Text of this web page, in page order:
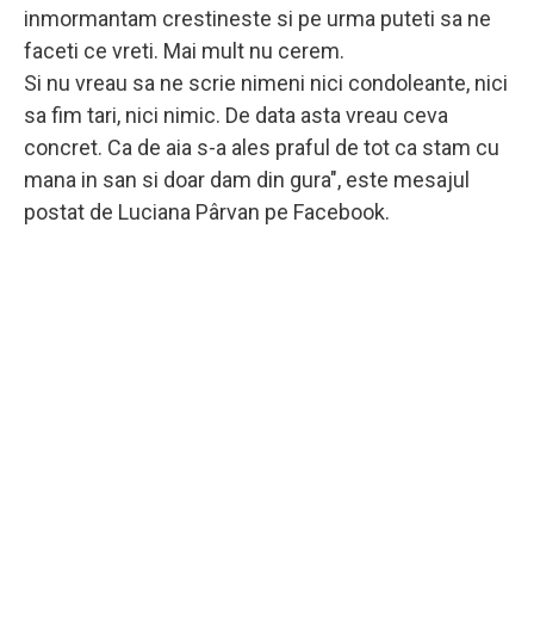
inmormantam crestineste si pe urma puteti sa ne
faceti ce vreti. Mai mult nu cerem.
Si nu vreau sa ne scrie nimeni nici condoleante, nici
sa fim tari, nici nimic. De data asta vreau ceva
concret. Ca de aia s-a ales praful de tot ca stam cu
mana in san si doar dam din gura", este mesajul
postat de Luciana Pârvan pe Facebook.